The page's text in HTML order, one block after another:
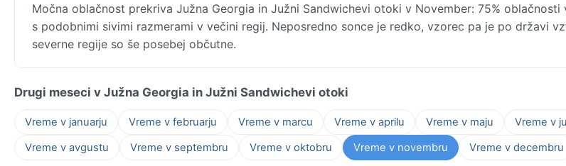
Močna oblačnost prekriva Južna Georgia in Južni Sandwichevi otoki v November: 75% oblačnosti
s podobnimi sivimi razmerami v večini regij. Neposredno sonce je redko, vzorec pa je po državi
severne regije so še posebej občutne.
Drugi meseci v Južna Georgia in Južni Sandwichevi otoki
Vreme v januarju Vreme v februarju Vreme v marcu Vreme v aprilu Vreme v maju Vreme v
Vreme v avgustu
Vreme v septembru Vreme v oktobru Vreme v novembru Vreme v decembru